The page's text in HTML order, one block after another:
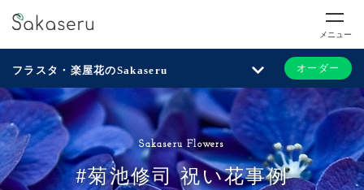
メニュー
フラスタ・楽屋花のSakaseru オーダー
Sakaseru Flowers
#菊池修司 祝い花事例